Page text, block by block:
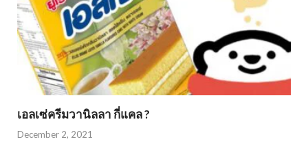
เอลเซ่ครีมวานิลลา กี่แคล ?
December 2, 2021